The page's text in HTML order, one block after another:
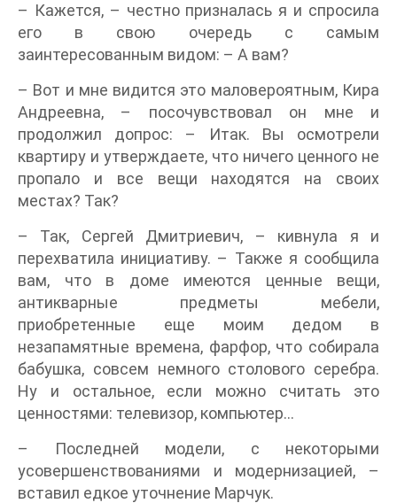
– Кажется, – честно призналась я и спросила
его в свою очередь с самым
заинтересованным видом: – А вам?
– Вот и мне видится это маловероятным, Кира
Андреевна, – посочувствовал он мне и
продолжил допрос: – Итак. Вы осмотрели
квартиру и утверждаете, что ничего ценного не
пропало и все вещи находятся на своих
местах? Так?
– Так, Сергей Дмитриевич, – кивнула я и
перехватила инициативу. – Также я сообщила
вам, что в доме имеются ценные вещи,
антикварные предметы мебели,
приобретенные еще моим дедом в
незапамятные времена, фарфор, что собирала
бабушка, совсем немного столового серебра.
Ну и остальное, если можно считать это
ценностями: телевизор, компьютер…
– Последней модели, с некоторыми
усовершенствованиями и модернизацией, –
вставил едкое уточнение Марчук.